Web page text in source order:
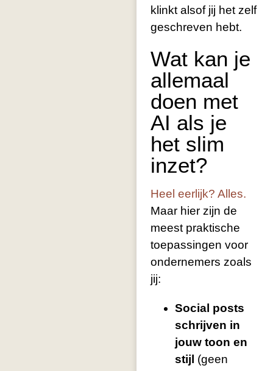
klinkt alsof jij het zelf
geschreven hebt.
Wat kan je
allemaal
doen met
AI als je
het slim
inzet?
Heel eerlijk? Alles.
Maar hier zijn de
meest praktische
toepassingen voor
ondernemers zoals
jij:
Social posts
schrijven in
jouw toon en
stijl (geen